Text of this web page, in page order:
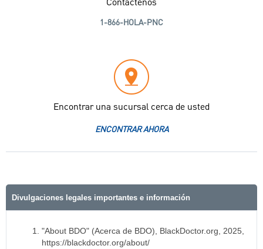
Contáctenos
1-866-HOLA-PNC
Encontrar una sucursal cerca de usted
ENCONTRAR AHORA
Divulgaciones legales importantes e información
"About BDO" (Acerca de BDO), BlackDoctor.org, 2025,
https://blackdoctor.org/about/